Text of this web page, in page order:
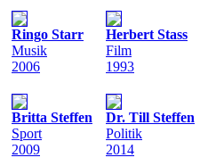
Ringo Starr
Musik
2006
Herbert Stass
Film
1993
Britta Steffen
Sport
2009
Dr. Till Steffen
Politik
2014